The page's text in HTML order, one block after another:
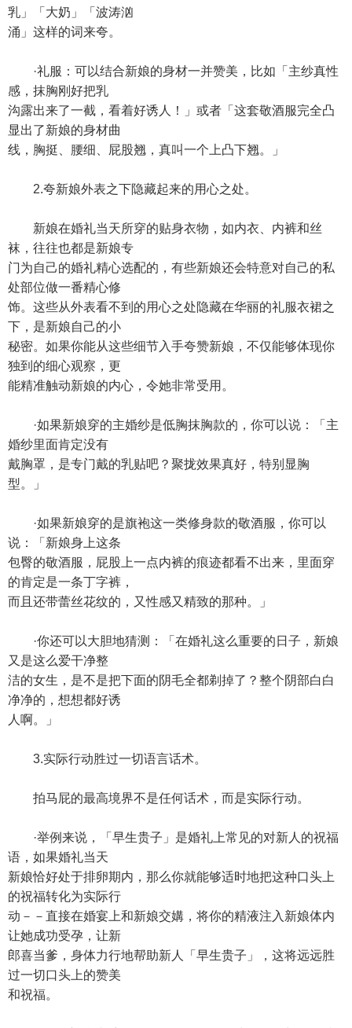
乳」「大奶」「波涛汹
涌」这样的词来夸。
·礼服：可以结合新娘的身材一并赞美，比如「主纱真性
感，抹胸刚好把乳
沟露出来了一截，看着好诱人！」或者「这套敬酒服完全凸
显出了新娘的身材曲
线，胸挺、腰细、屁股翘，真叫一个上凸下翘。」
2.夸新娘外表之下隐藏起来的用心之处。
新娘在婚礼当天所穿的贴身衣物，如内衣、内裤和丝
袜，往往也都是新娘专
门为自己的婚礼精心选配的，有些新娘还会特意对自己的私
处部位做一番精心修
饰。这些从外表看不到的用心之处隐藏在华丽的礼服衣裙之
下，是新娘自己的小
秘密。如果你能从这些细节入手夸赞新娘，不仅能够体现你
独到的细心观察，更
能精准触动新娘的内心，令她非常受用。
·如果新娘穿的主婚纱是低胸抹胸款的，你可以说：「主
婚纱里面肯定没有
戴胸罩，是专门戴的乳贴吧？聚拢效果真好，特别显胸
型。」
·如果新娘穿的是旗袍这一类修身款的敬酒服，你可以
说：「新娘身上这条
包臀的敬酒服，屁股上一点内裤的痕迹都看不出来，里面穿
的肯定是一条丁字裤，
而且还带蕾丝花纹的，又性感又精致的那种。」
·你还可以大胆地猜测：「在婚礼这么重要的日子，新娘
又是这么爱干净整
洁的女生，是不是把下面的阴毛全都剃掉了？整个阴部白白
净净的，想想都好诱
人啊。」
3.实际行动胜过一切语言话术。
拍马屁的最高境界不是任何话术，而是实际行动。
·举例来说，「早生贵子」是婚礼上常见的对新人的祝福
语，如果婚礼当天
新娘恰好处于排卵期内，那么你就能够适时地把这种口头上
的祝福转化为实际行
动－－直接在婚宴上和新娘交媾，将你的精液注入新娘体内
让她成功受孕，让新
郎喜当爹，身体力行地帮助新人「早生贵子」，这将远远胜
过一切口头上的赞美
和祝福。